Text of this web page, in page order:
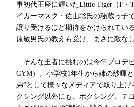
事初代王座に輝いたLittle Tiger（F・
イガーマスク・佐山聡氏の秘蔵っ子
譲り受けるほど期待をかけられてい
原敏男氏の教えも受け、まさに敵な
そんな王者に挑むのは今年プロデ
GYM）。小学校1年生から姉の紗暉
弟”として様々なメディアで取り上
クシング以外にも、ボクシング、テ